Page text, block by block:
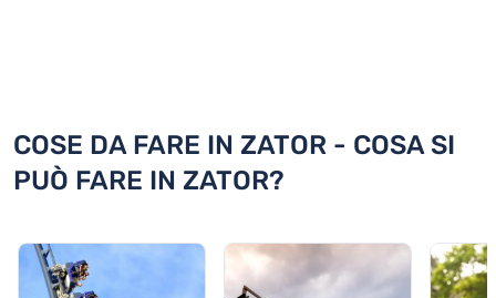
COSE DA FARE IN ZATOR - COSA SI
PUÒ FARE IN ZATOR?